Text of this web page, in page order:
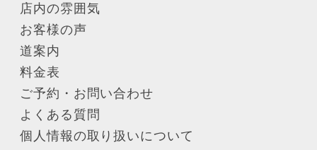
店内の雰囲気
お客様の声
道案内
料金表
ご予約・お問い合わせ
よくある質問
個人情報の取り扱いについて